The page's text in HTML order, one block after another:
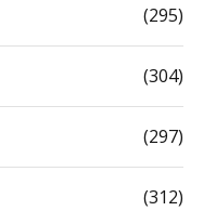
(295)
(304)
(297)
(312)